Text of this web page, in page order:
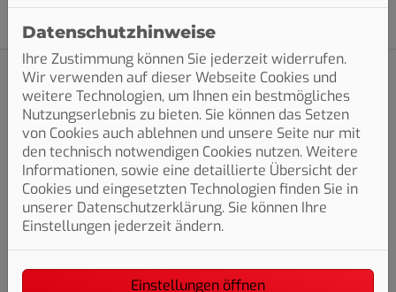
Ihre mögliche Förderhöhe
30 % Grundförderung
zusätzliche Einkommensboni
Datenschutzhinweise
Ihre Zustimmung können Sie jederzeit widerrufen.
Wir verwenden auf dieser Webseite Cookies und
weitere Technologien, um Ihnen ein bestmögliches
Nutzungserlebnis zu bieten. Sie können das Setzen
von Cookies auch ablehnen und unsere Seite nur mit
den technisch notwendigen Cookies nutzen. Weitere
Informationen, sowie eine detaillierte Übersicht der
Cookies und eingesetzten Technologien finden Sie in
unserer Datenschutzerklärung. Sie können Ihre
Einstellungen jederzeit ändern.
Einstellungen öffnen